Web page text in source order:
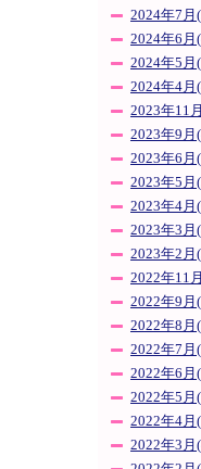
2024年7月
2024年6月
2024年5月
2024年4月
2023年11
2023年9月
2023年6月
2023年5月
2023年4月
2023年3月
2023年2月
2022年11
2022年9月
2022年8月
2022年7月
2022年6月
2022年5月
2022年4月
2022年3月